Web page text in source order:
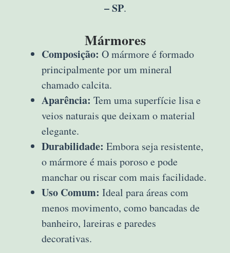
– SP.
Mármores
Composição: O mármore é formado
principalmente por um mineral
chamado calcita.
Aparência: Tem uma superfície lisa e
veios naturais que deixam o material
elegante.
Durabilidade: Embora seja resistente,
o mármore é mais poroso e pode
manchar ou riscar com mais facilidade.
Uso Comum: Ideal para áreas com
menos movimento, como bancadas de
banheiro, lareiras e paredes
decorativas.